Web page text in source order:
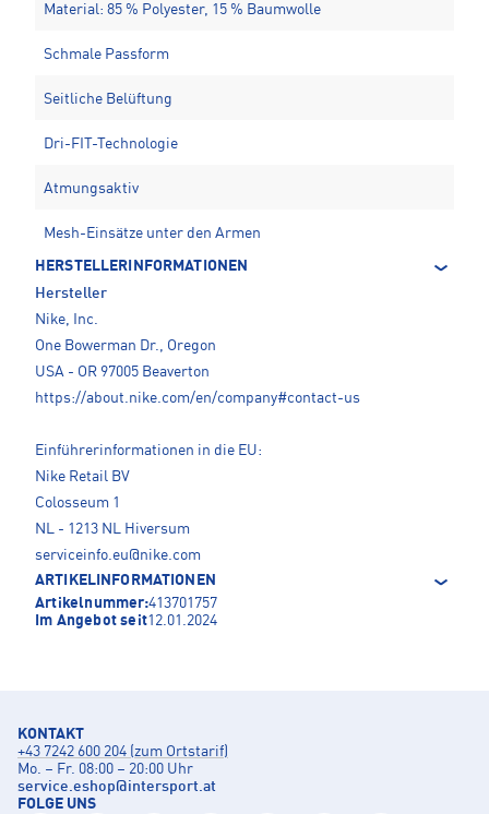
Material: 85 % Polyester, 15 % Baumwolle
Schmale Passform
Seitliche Belüftung
Dri-FIT-Technologie
Atmungsaktiv
Mesh-Einsätze unter den Armen
HERSTELLERINFORMATIONEN
Hersteller
Nike, Inc.
One Bowerman Dr., Oregon
USA - OR 97005 Beaverton
https://about.nike.com/en/company#contact-us
Einführerinformationen in die EU:
Nike Retail BV
Colosseum 1
NL - 1213 NL Hiversum
serviceinfo.eu@nike.com
ARTIKELINFORMATIONEN
Artikelnummer:413701757
Im Angebot seit12.01.2024
KONTAKT
+43 7242 600 204 (zum Ortstarif)
Mo. – Fr. 08:00 – 20:00 Uhr
service.eshop@intersport.at
FOLGE UNS